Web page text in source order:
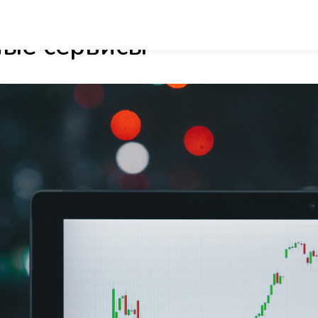
аналитики Озон
сервисы